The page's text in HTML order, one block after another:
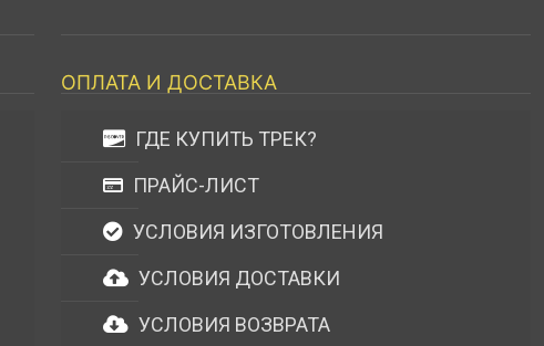
ОПЛАТА И ДОСТАВКА
ГДЕ КУПИТЬ ТРЕК?
ПРАЙС-ЛИСТ
УСЛОВИЯ ИЗГОТОВЛЕНИЯ
УСЛОВИЯ ДОСТАВКИ
УСЛОВИЯ ВОЗВРАТА